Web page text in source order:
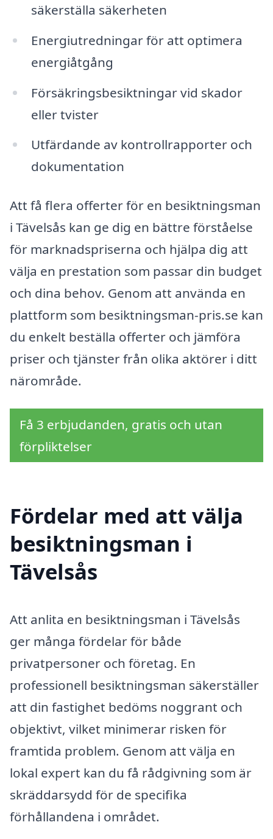
säkerställa säkerheten
Energiutredningar för att optimera
energiåtgång
Försäkringsbesiktningar vid skador
eller tvister
Utfärdande av kontrollrapporter och
dokumentation
Att få flera offerter för en besiktningsman
i Tävelsås kan ge dig en bättre förståelse
för marknadspriserna och hjälpa dig att
välja en prestation som passar din budget
och dina behov. Genom att använda en
plattform som besiktningsman-pris.se kan
du enkelt beställa offerter och jämföra
priser och tjänster från olika aktörer i ditt
närområde.
Få 3 erbjudanden, gratis och utan
förpliktelser
Fördelar med att välja
besiktningsman i
Tävelsås
Att anlita en besiktningsman i Tävelsås
ger många fördelar för både
privatpersoner och företag. En
professionell besiktningsman säkerställer
att din fastighet bedöms noggrant och
objektivt, vilket minimerar risken för
framtida problem. Genom att välja en
lokal expert kan du få rådgivning som är
skräddarsydd för de specifika
förhållandena i området.